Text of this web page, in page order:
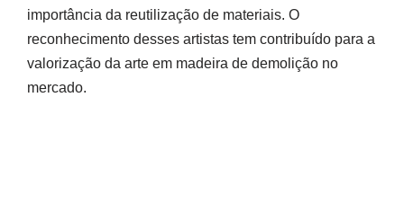
importância da reutilização de materiais. O
reconhecimento desses artistas tem contribuído para a
valorização da arte em madeira de demolição no
mercado.